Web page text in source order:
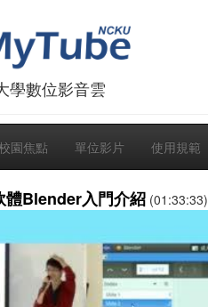
學數位影音雲
園焦點 單位影片 使用規範
體Blender入門介紹 (01:33:33)